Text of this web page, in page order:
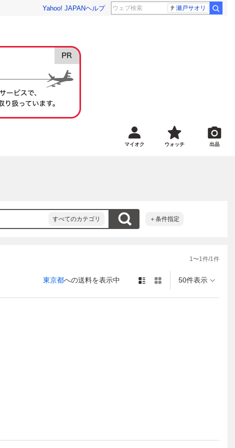
Yahoo! JAPANヘルプ 瀬戸サオリ
マイオク ウォッチ 出品
すべてのカテゴリ ＋条件指定
1〜1件/1件
東京都への送料を表示中 50件表示